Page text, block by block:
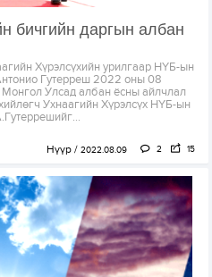
бичгийн даргын албан
Хүрэлсүхийн урилгаар НҮБ-ын
Гутерреш 2022 оны 08
Монгол Улсад албан ёсны айлчлал
Ухнаагийн Хүрэлсүх НҮБ-ын
Нүүр 2022.08.09 2 15